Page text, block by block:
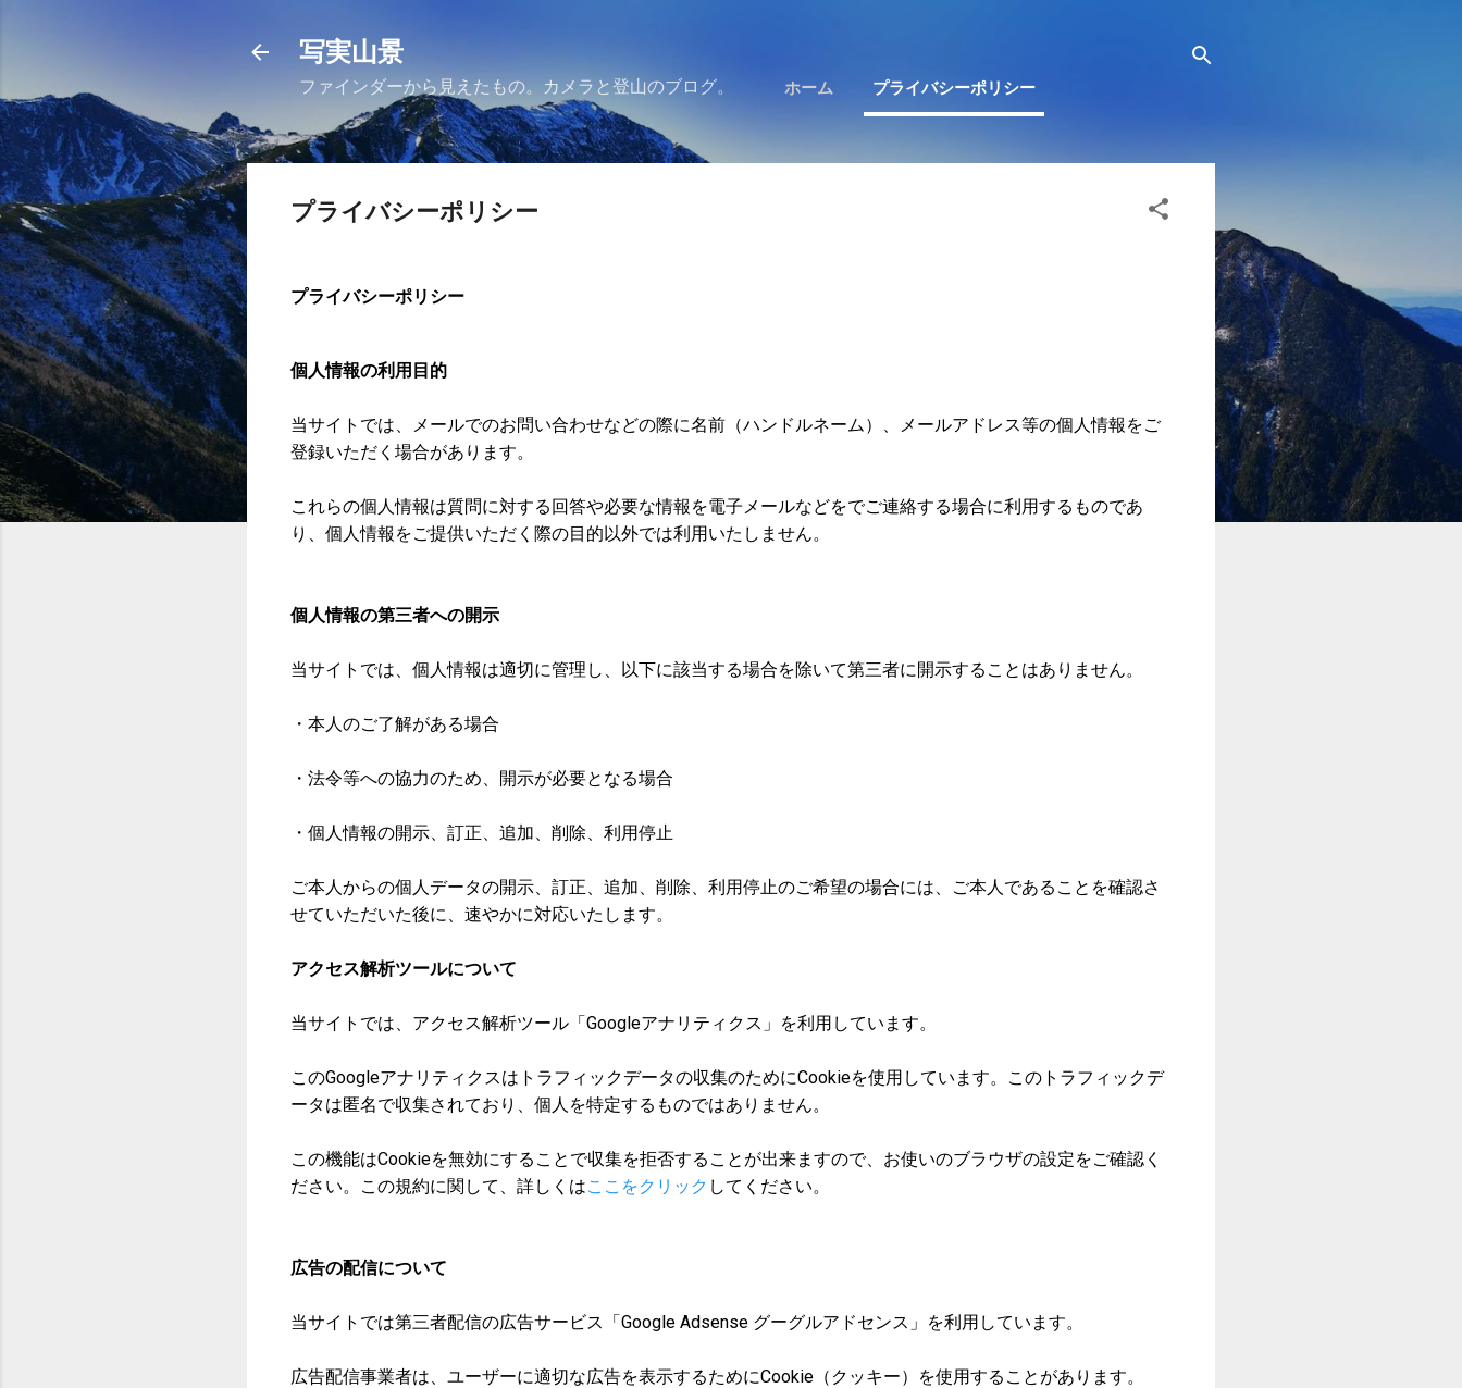
写実山景
ファインダーから見えたもの。カメラと登山のブログ。 ホーム プライバシーポリシー
プライバシーポリシー
プライバシーポリシー
個人情報の利用目的
当サイトでは、メールでのお問い合わせなどの際に名前（ハンドルネーム）、メールアドレス等の個人情報をご
登録いただく場合があります。
これらの個人情報は質問に対する回答や必要な情報を電子メールなどをでご連絡する場合に利用するものであ
り、個人情報をご提供いただく際の目的以外では利用いたしません。
個人情報の第三者への開示
当サイトでは、個人情報は適切に管理し、以下に該当する場合を除いて第三者に開示することはありません。
・本人のご了解がある場合
・法令等への協力のため、開示が必要となる場合
・個人情報の開示、訂正、追加、削除、利用停止
ご本人からの個人データの開示、訂正、追加、削除、利用停止のご希望の場合には、ご本人であることを確認さ
せていただいた後に、速やかに対応いたします。
アクセス解析ツールについて
当サイトでは、アクセス解析ツール「Googleアナリティクス」を利用しています。
このGoogleアナリティクスはトラフィックデータの収集のためにCookieを使用しています。このトラフィックデ
ータは匿名で収集されており、個人を特定するものではありません。
この機能はCookieを無効にすることで収集を拒否することが出来ますので、お使いのブラウザの設定をご確認く
ださい。この規約に関して、詳しくはここをクリック してください。
広告の配信について
当サイトでは第三者配信の広告サービス「Google Adsense グーグルアドセンス」を利用しています。
広告配信事業者は、ユーザーに適切な広告を表示するためにCookie（クッキー）を使用することがあります。